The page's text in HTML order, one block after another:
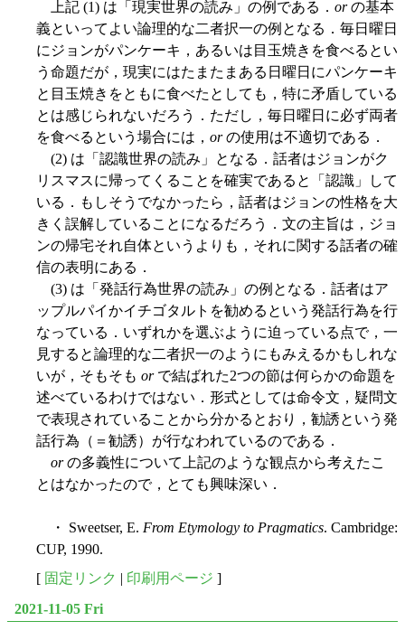
上記 (1) は「現実世界の読み」の例である． orの基本
義といってよい論理的な二者択一の例となる．毎日曜日
にジョンがパンケーキ，あるいは目玉焼きを食べるとい
う命題だが，現実にはたまたまある日曜日にパンケーキ
と目玉焼きをともに食べたとしても，特に矛盾している
とは感じられないだろう．ただし，毎日曜日に必ず両者
を食べるという場合には， orの使用は不適切である．
(2) は「認識世界の読み」となる．話者はジョンがク
リスマスに帰ってくることを確実であると「認識」して
いる．もしそうでなかったら，話者はジョンの性格を大
きく誤解していることになるだろう．文の主旨は，ジョ
ンの帰宅それ自体というよりも，それに関する話者の確
信の表明にある．
(3) は「発話行為世界の読み」の例となる．話者はア
ップルパイかイチゴタルトを勧めるという発話行為を行
なっている．いずれかを選ぶように迫っている点で，一
見すると論理的な二者択一のようにもみえるかもしれな
いが，そもそも orで結ばれた2つの節は何らかの命題を
述べているわけではない．形式としては命令文，疑問文
で表現されていることから分かるとおり，勧誘という発
話行為（＝勧誘）が行なわれているのである．
orの多義性について上記のような観点から考えたこ
とはなかったので，とても興味深い．
・ Sweetser, E. From Etymology to Pragmatics. Cambridge:
CUP, 1990.
[ 固定リンク | 印刷用ページ ]
2021-11-05 Fri